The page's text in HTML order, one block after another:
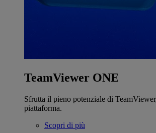
TeamViewer ONE
Sfrutta il pieno potenziale di
piattaforma.
Scopri di più